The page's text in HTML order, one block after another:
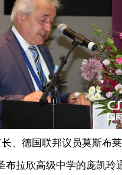
、德国联邦议员莫斯布
拉欣高级中学的庞凯玲